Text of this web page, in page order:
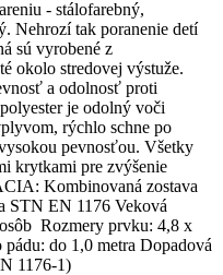
- stálofarebný,
Nehrozí tak poranenie detí
sú vyrobené z
okolo stredovej výstuže.
a odolnosť proti
je odolný voči
rýchlo schne po
pevnosťou. Všetky
krytkami pre zvýšenie
Kombinovaná zostava
EN 1176 Veková
Rozmery prvku: 4,8 x
do 1,0 metra Dopadová
1176-1)